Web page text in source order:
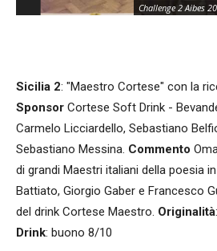
Challenge 2 Aibes
Sicilia 2: "Maestro Cortese" con la
Sponsor Cortese Soft Drink -
Carmelo Licciardello, Sebastiano
Sebastiano Messina. Commento
di grandi Maestri italiani della poesia
Battiato, Giorgio Gaber e Francesco
del drink Cortese Maestro. Originalità
Drink: buono 8/10